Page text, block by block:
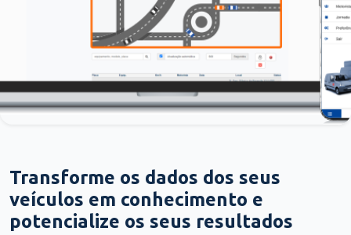
Transforme os dados dos seus
veículos em conhecimento e
potencialize os seus resultados